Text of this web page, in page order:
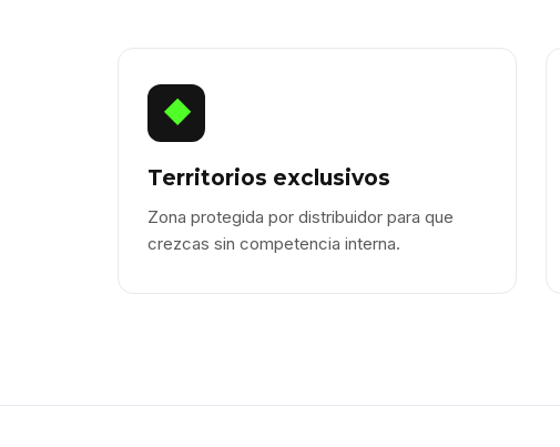
◆
Territorios exclusivos
Zona protegida por distribuidor para que
crezcas sin competencia interna.